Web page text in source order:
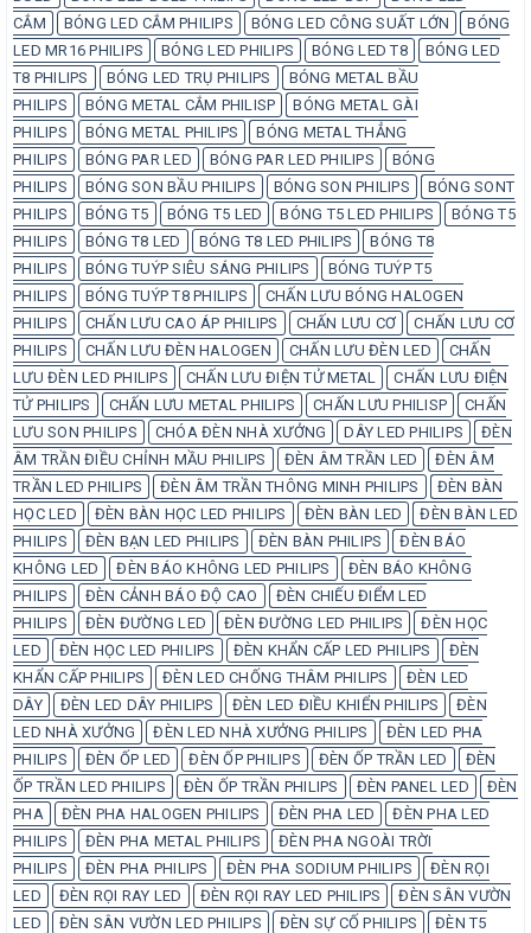
CẮM
BÓNG LED CẮM PHILIPS BÓNG LED CÔNG SUẤT LỚN
BÓNG
LED MR16 PHILIPS
BÓNG LED PHILIPS BÓNG LED T8
BÓNG LED
T8 PHILIPS
BÓNG LED TRỤ PHILIPS
BÓNG METAL BẦU
PHILIPS
BÓNG METAL CẮM PHILISP
BÓNG METAL GÀI
PHILIPS
BÓNG METAL PHILIPS
BÓNG METAL THẲNG
PHILIPS
BÓNG PAR LED BÓNG PAR LED PHILIPS
BÓNG
PHILIPS
BÓNG SON BẦU PHILIPS BÓNG SON PHILIPS
BÓNG SONT
PHILIPS
BÓNG T5 BÓNG T5 LED BÓNG T5 LED PHILIPS
BÓNG T5
PHILIPS
BÓNG T8 LED BÓNG T8 LED PHILIPS
BÓNG T8
PHILIPS
BÓNG TUÝP SIÊU SÁNG PHILIPS
BÓNG TUÝP T5
PHILIPS
BÓNG TUÝP T8 PHILIPS
CHẤN LƯU BÓNG HALOGEN
PHILIPS
CHẤN LƯU CAO ÁP PHILIPS CHẤN LƯU CƠ
CHẤN LƯU CƠ
PHILIPS
CHẤN LƯU ĐÈN HALOGEN CHẤN LƯU ĐÈN LED
CHẤN
LƯU ĐÈN LED PHILIPS
CHẤN LƯU ĐIỆN TỬ METAL
CHẤN LƯU ĐIỆN
TỬ PHILIPS
CHẤN LƯU METAL PHILIPS CHẤN LƯU PHILISP
CHẤN
LƯU SON PHILIPS
CHÓA ĐÈN NHÀ XƯỞNG DÂY LED PHILIPS
ĐÈN
ÂM TRẦN ĐIỀU CHỈNH MẦU PHILIPS
ĐÈN ÂM TRẦN LED
ĐÈN ÂM
TRẦN LED PHILIPS
ĐÈN ÂM TRẦN THÔNG MINH PHILIPS
ĐÈN BÀN
HỌC LED
ĐÈN BÀN HỌC LED PHILIPS ĐÈN BÀN LED
ĐÈN BÀN LED
PHILIPS
ĐÈN BẠN LED PHILIPS ĐÈN BÀN PHILIPS
ĐÈN BÁO
KHÔNG LED
ĐÈN BÁO KHÔNG LED PHILIPS
ĐÈN BÁO KHÔNG
PHILIPS
ĐÈN CẢNH BÁO ĐỘ CAO
ĐÈN CHIẾU ĐIỂM LED
PHILIPS
ĐÈN ĐƯỜNG LED ĐÈN ĐƯỜNG LED PHILIPS
ĐÈN HỌC
LED
ĐÈN HỌC LED PHILIPS ĐÈN KHẨN CẤP LED PHILIPS
ĐÈN
KHẨN CẤP PHILIPS
ĐÈN LED CHỐNG THÂM PHILIPS
ĐÈN LED
DÂY
ĐÈN LED DÂY PHILIPS ĐÈN LED ĐIỀU KHIỂN PHILIPS
ĐÈN
LED NHÀ XƯỞNG
ĐÈN LED NHÀ XƯỞNG PHILIPS
ĐÈN LED PHA
PHILIPS
ĐÈN ỐP LED ĐÈN ỐP PHILIPS ĐÈN ỐP TRẦN LED
ĐÈN
ỐP TRẦN LED PHILIPS
ĐÈN ỐP TRẦN PHILIPS ĐÈN PANEL LED
ĐÈN
PHA
ĐÈN PHA HALOGEN PHILIPS ĐÈN PHA LED
ĐÈN PHA LED
PHILIPS
ĐÈN PHA METAL PHILIPS
ĐÈN PHA NGOÀI TRỜI
PHILIPS
ĐÈN PHA PHILIPS ĐÈN PHA SODIUM PHILIPS
ĐÈN RỌI
LED
ĐÈN RỌI RAY LED ĐÈN RỌI RAY LED PHILIPS
ĐÈN SÂN VƯỜN
LED
ĐÈN SÂN VƯỜN LED PHILIPS ĐÈN SỰ CỐ PHILIPS
ĐÈN T5